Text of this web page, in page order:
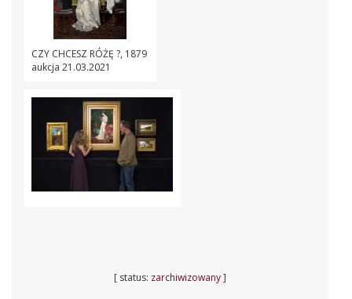
CZY CHCESZ RÓŻĘ ?, 1879
aukcja 21.03.2021
[ status: zarchiwizowany]